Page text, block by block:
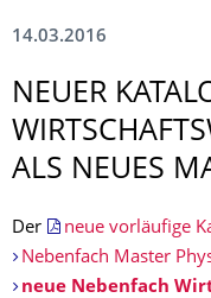
14.03.2016
NEUER
ALS NEUES
Der neue vorläufige
Nebenfach Master
neue Nebenfach